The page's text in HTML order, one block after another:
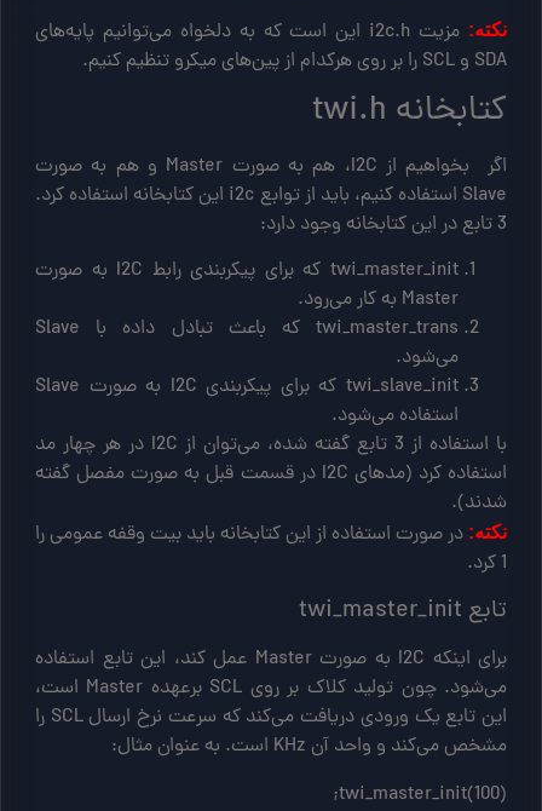
نکته:
مزیت i2c.h این است که به دلخواه می‌توانیم پایه‌های
SDA و SCL را بر روی هرکدام از پین‌های میکرو تنظیم کنیم.
کتابخانه twi.h
اگر بخواهیم از I2C، هم به صورت Master و هم به صورت
Slave استفاده کنیم، باید از توابع i2c این کتابخانه استفاده کرد.
3 تابع در این کتابخانه وجود دارد:
twi_master_init که برای پیکربندی رابط I2C به صورت
Master به کار می‌رود.
twi_master_trans که باعث تبادل داده با Slave
می‌شود.
twi_slave_init که برای پیکربندی I2C به صورت Slave
استفاده می‌شود.
با استفاده از 3 تابع گفته شده، می‌توان از I2C در هر چهار مد
استفاده کرد (مدهای I2C در قسمت قبل به صورت مفصل گفته
شدند).
نکته: در صورت استفاده از این کتابخانه باید بیت وقفه عمومی را
1 کرد.
تابع twi_master_init
برای اینکه I2C به صورت Master عمل کند، این تابع استفاده
می‌شود. چون تولید کلاک بر روی SCL برعهده Master است،
این تابع یک ورودی دریافت می‌کند که سرعت نرخ ارسال SCL را
مشخص می‌کند و واحد آن KHz است. به عنوان مثال:
twi_master_init(100);